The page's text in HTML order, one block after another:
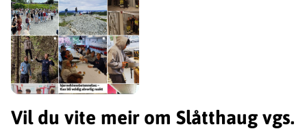
Vil du vite meir om Slåtthaug vgs.